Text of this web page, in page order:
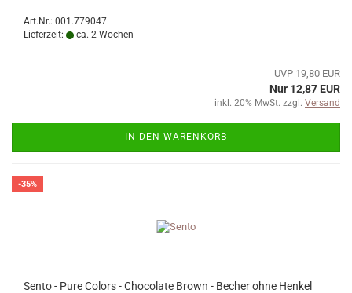
Art.Nr.: 001.779047
Lieferzeit:
ca. 2 Wochen
UVP 19,80 EUR
Nur 12,87 EUR
inkl. 20% MwSt. zzgl. Versand
IN DEN WARENKORB
-35%
Sento - Pure Colors - Chocolate Brown - Becher ohne Henkel